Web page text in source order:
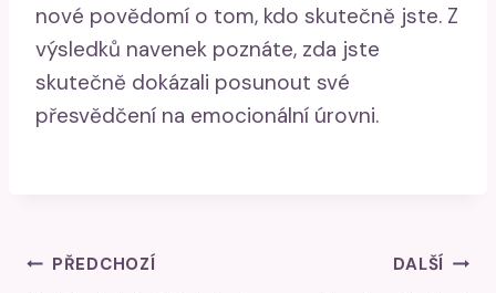
nové povědomí o tom, kdo skutečně jste. Z
výsledků navenek poznáte, zda jste
skutečně dokázali posunout své
přesvědčení na emocionální úrovni.
Navigace
PŘEDCHOZÍ DALŠÍ